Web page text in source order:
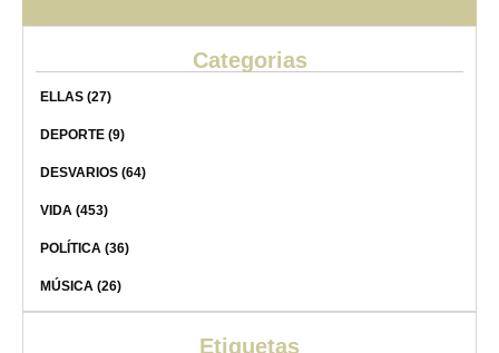
Categorias
ELLAS (27)
DEPORTE (9)
DESVARIOS (64)
VIDA (453)
POLÍTICA (36)
MÚSICA (26)
Etiquetas